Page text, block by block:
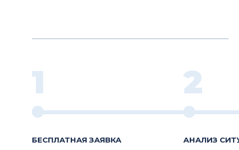
1
БЕСПЛАТНАЯ ЗАЯВКА
2
АНАЛИЗ